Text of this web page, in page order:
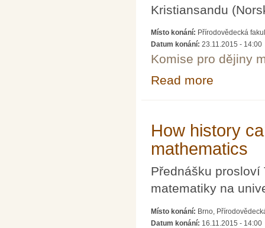
Kristiansandu
Místo konání: Přírodovědecká
Datum konání: 23.11.2015 - 14:00
Komise pro dějiny
Read more
How history
mathematics
Přednášku prosloví
matematiky na
Místo konání: Brno,
Datum konání: 16.11.2015 - 14:00